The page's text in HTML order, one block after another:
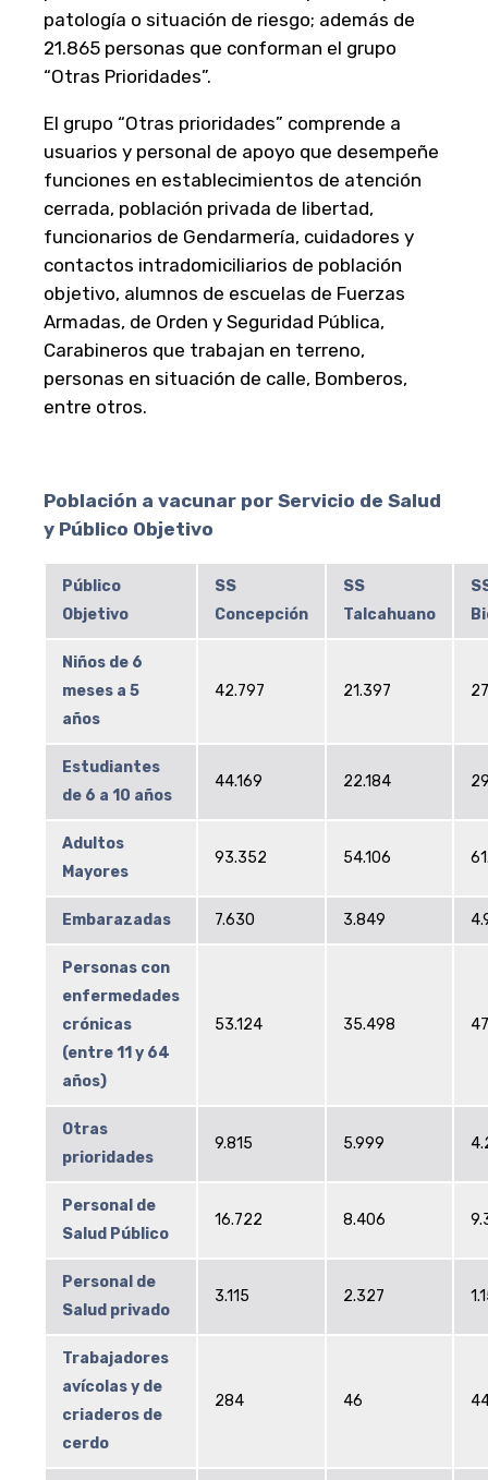
patología o situación de riesgo; además de
21.865 personas que conforman el grupo
“Otras Prioridades”.
El grupo “Otras prioridades” comprende a
usuarios y personal de apoyo que desempeñe
funciones en establecimientos de atención
cerrada, población privada de libertad,
funcionarios de Gendarmería, cuidadores y
contactos intradomiciliarios de población
objetivo, alumnos de escuelas de Fuerzas
Armadas, de Orden y Seguridad Pública,
Carabineros que trabajan en terreno,
personas en situación de calle, Bomberos,
entre otros.
Población a vacunar por Servicio de Salud
y Público Objetivo
Público
Objetivo
SS
Concepción
SS
Talcahuano
Niños de 6
meses a 5
años
42.797 21.397
Estudiantes
de 6 a 10 años
44.169 22.184
Adultos
Mayores
93.352 54.106
Embarazadas 7.630 3.849
Personas con
enfermedades
crónicas
(entre 11 y 64
años)
53.124 35.498
Otras
prioridades
9.815 5.999
Personal de
Salud Público
16.722 8.406
Personal de
Salud privado
3.115 2.327
Trabajadores
avícolas y de
criaderos de
cerdo
284 46